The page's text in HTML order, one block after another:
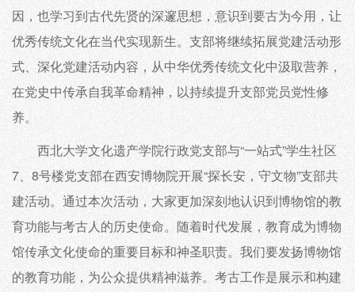
因，也学习到古代先贤的深邃思想，意识到要古为今用，让
优秀传统文化在当代实现新生。支部将继续拓展党建活动形
式、深化党建活动内容，从中华优秀传统文化中汲取营养，
在党史中传承自我革命精神，以持续提升支部党员党性修
养。
西北大学文化遗产学院行政党支部与“一站式”学生社区
7、8号楼党支部在西安博物院开展“探长安，守文物”支部共
建活动。通过本次活动，大家更加深刻地认识到博物馆的教
育功能与考古人的历史使命。随着时代发展，教育成为博物
馆传承文化使命的重要目标和神圣职责。我们要发扬博物馆
的教育功能，为公众提供精神滋养。考古工作是展示和构建